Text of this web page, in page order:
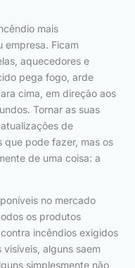
mais
empresa. Ficam
aquecedores e
pega fogo, arde
cima, em direção aos
Tornar as suas
de
que pode fazer, mas os
de uma coisa: a
no mercado
os produtos
incêndios exigidos
alguns saem
simplesmente não